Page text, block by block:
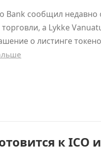
Bank сообщил
а Lykke
о листинге
к